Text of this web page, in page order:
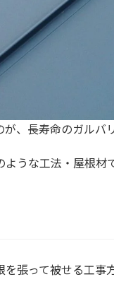
、長寿命のガルバ
うな工法・屋根
張って被せる工事方